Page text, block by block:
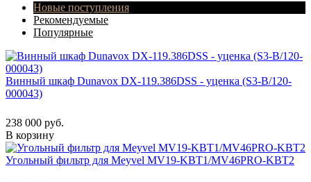
Новые поступления
Рекомендуемые
Популярные
Винный шкаф Dunavox DX-119.386DSS - уценка (S3-B/120-
000043)
238 000 руб.
В корзину
Угольный фильтр для Meyvel MV19-KBT1/MV46PRO-KBT2